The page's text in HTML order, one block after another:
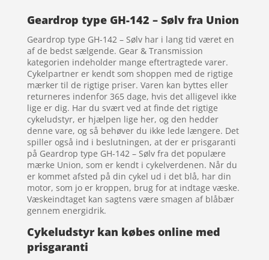
Geardrop type GH-142 – Sølv fra Union
Geardrop type GH-142 – Sølv har i lang tid været en
af de bedst sælgende. Gear & Transmission
kategorien indeholder mange eftertragtede varer.
Cykelpartner er kendt som shoppen med de rigtige
mærker til de rigtige priser. Varen kan byttes eller
returneres indenfor 365 dage, hvis det alligevel ikke
lige er dig. Har du svært ved at finde det rigtige
cykeludstyr, er hjælpen lige her, og den hedder
denne vare, og så behøver du ikke lede længere. Det
spiller også ind i beslutningen, at der er prisgaranti
på Geardrop type GH-142 – Sølv fra det populære
mærke Union, som er kendt i cykelverdenen. Når du
er kommet afsted på din cykel ud i det blå, har din
motor, som jo er kroppen, brug for at indtage væske.
Væskeindtaget kan sagtens være smagen af blåbær
gennem energidrik.
Cykeludstyr kan købes online med
prisgaranti